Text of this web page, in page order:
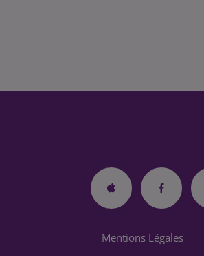
Mentions Légales